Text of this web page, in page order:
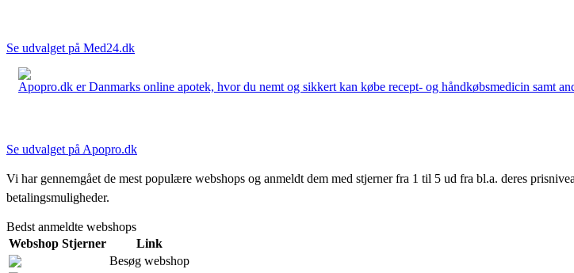
Se udvalget på Med24.dk
Apopro.dk er Danmarks online apotek, hvor du nemt og sikkert kan købe recept- og håndkøbsmedicin samt
Se udvalget på Apopro.dk
Vi har gennemgået de mest populære webshops og anmeldt dem med stjerner fra 1 til 5 ud fra bl.a. deres
betalingsmuligheder.
Bedst anmeldte webshops
Webshop Stjerner
Link
Besøg webshop